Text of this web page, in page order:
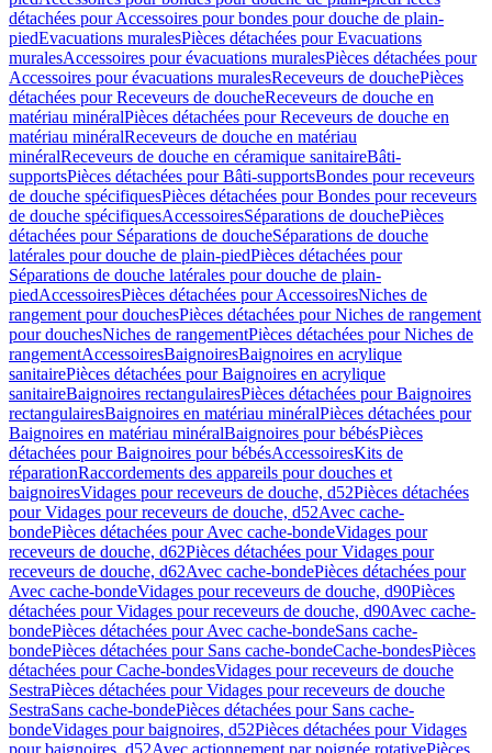
détachées pour Accessoires pour bondes pour douche de plain-
piedEvacuations muralesPièces détachées pour Evacuations
muralesAccessoires pour évacuations muralesPièces détachées pour
Accessoires pour évacuations muralesReceveurs de douchePièces
détachées pour Receveurs de doucheReceveurs de douche en
matériau minéralPièces détachées pour Receveurs de douche en
matériau minéralReceveurs de douche en matériau
minéralReceveurs de douche en céramique sanitaireBâti-
supportsPièces détachées pour Bâti-supportsBondes pour receveurs
de douche spécifiquesPièces détachées pour Bondes pour receveurs
de douche spécifiquesAccessoiresSéparations de douchePièces
détachées pour Séparations de doucheSéparations de douche
latérales pour douche de plain-piedPièces détachées pour
Séparations de douche latérales pour douche de plain-
piedAccessoiresPièces détachées pour AccessoiresNiches de
rangement pour douchesPièces détachées pour Niches de rangement
pour douchesNiches de rangementPièces détachées pour Niches de
rangementAccessoiresBaignoiresBaignoires en acrylique
sanitairePièces détachées pour Baignoires en acrylique
sanitaireBaignoires rectangulairesPièces détachées pour Baignoires
rectangulairesBaignoires en matériau minéralPièces détachées pour
Baignoires en matériau minéralBaignoires pour bébésPièces
détachées pour Baignoires pour bébésAccessoiresKits de
réparationRaccordements des appareils pour douches et
baignoiresVidages pour receveurs de douche, d52Pièces détachées
pour Vidages pour receveurs de douche, d52Avec cache-
bondePièces détachées pour Avec cache-bondeVidages pour
receveurs de douche, d62Pièces détachées pour Vidages pour
receveurs de douche, d62Avec cache-bondePièces détachées pour
Avec cache-bondeVidages pour receveurs de douche, d90Pièces
détachées pour Vidages pour receveurs de douche, d90Avec cache-
bondePièces détachées pour Avec cache-bondeSans cache-
bondePièces détachées pour Sans cache-bondeCache-bondesPièces
détachées pour Cache-bondesVidages pour receveurs de douche
SestraPièces détachées pour Vidages pour receveurs de douche
SestraSans cache-bondePièces détachées pour Sans cache-
bondeVidages pour baignoires, d52Pièces détachées pour Vidages
pour baignoires, d52Avec actionnement par poignée rotativePièces